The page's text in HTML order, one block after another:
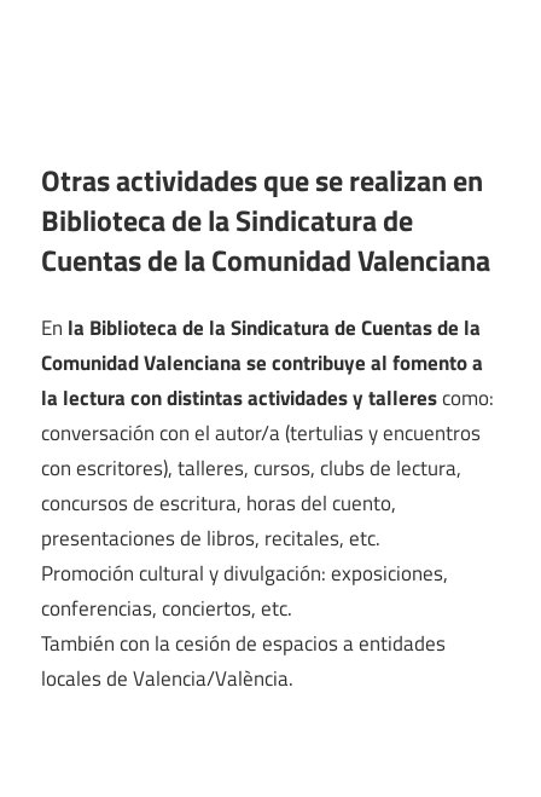
Otras actividades que se realizan en
Biblioteca de la Sindicatura de
Cuentas de la Comunidad Valenciana
En la Biblioteca de la Sindicatura de Cuentas de la
Comunidad Valenciana se contribuye al fomento a
la lectura con distintas actividades y tallerescomo:
conversación con el autor/a (tertulias y encuentros
con escritores), talleres, cursos, clubs de lectura,
concursos de escritura, horas del cuento,
presentaciones de libros, recitales, etc.
Promoción cultural y divulgación: exposiciones,
conferencias, conciertos, etc.
También con la cesión de espacios a entidades
locales de Valencia/València.